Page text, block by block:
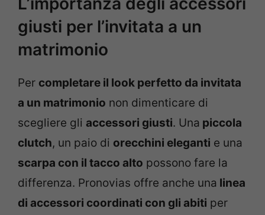
giusti per l’invitata a un
matrimonio
Per completare il look perfetto da invitata
a un matrimonio non dimenticare di
scegliere gli accessori giusti. Una piccola
clutch, un paio di orecchini eleganti e una
scarpa con il tacco alto possono fare la
differenza. Pronovias offre anche una linea
di accessori coordinati con gli abiti per